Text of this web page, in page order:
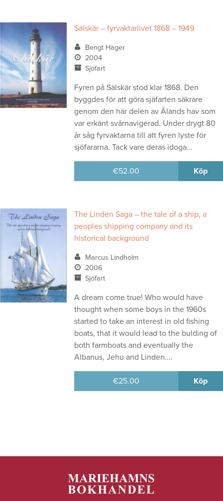
Sälskär – fyrvaktarlivet 1868 – 1949
Bengt Häger
2004
Sjöfart
Fyren på Sälskär stod klar 1868. Den
byggdes för att göra sjäfarten säkrare
genom den här delen av Ålands hav som
var erkänt svårnavigerad. Under drygt 80
år såg fyrvaktarna till att fyren lyste för
sjöfararna. Tack vare deras idoga…
€52.00 Köp
The Linden Saga – the tale of a ship, a
peoples shipping company and its
historical background
Marcus Lindholm
2006
Sjöfart
A dream come true! Who would have
thought when some boys in the 1960s
started to take an interest in old fishing
boats, that it would lead to the bulding of
both farmboats and eventually the
Albanus, Jehu and Linden.…
€25.00 Köp